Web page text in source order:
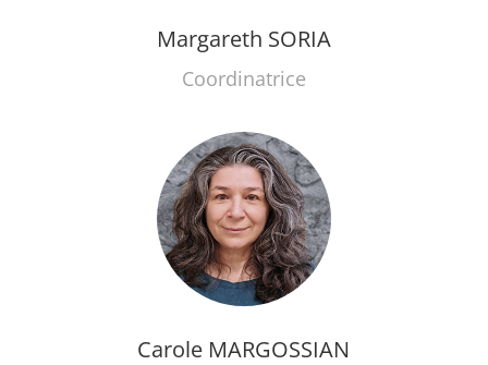
Margareth SORIA
Coordinatrice
Carole MARGOSSIAN